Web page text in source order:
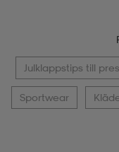
Julklappstips till
Sportwear